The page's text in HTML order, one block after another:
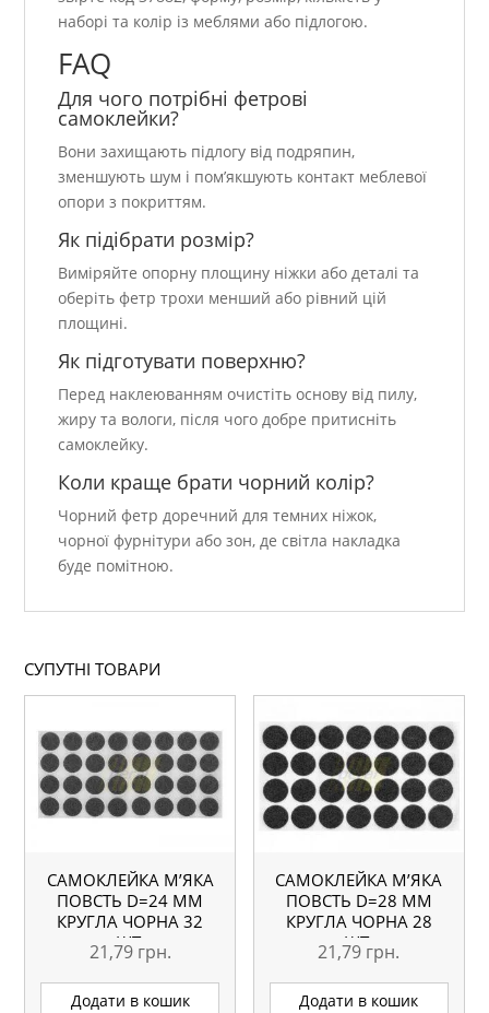
наборі та колір із меблями або підлогою.
FAQ
Для чого потрібні фетрові
самоклейки?
Вони захищають підлогу від подряпин,
зменшують шум і пом’якшують контакт меблевої
опори з покриттям.
Як підібрати розмір?
Виміряйте опорну площину ніжки або деталі та
оберіть фетр трохи менший або рівний цій
площині.
Як підготувати поверхню?
Перед наклеюванням очистіть основу від пилу,
жиру та вологи, після чого добре притисніть
самоклейку.
Коли краще брати чорний колір?
Чорний фетр доречний для темних ніжок,
чорної фурнітури або зон, де світла накладка
буде помітною.
СУПУТНІ ТОВАРИ
САМОКЛЕЙКА М’ЯКА
ПОВСТЬ D=24 ММ
КРУГЛА ЧОРНА 32
ШТ.
21,79 грн.
Додати в кошик
САМОКЛЕЙКА М’ЯКА
ПОВСТЬ D=28 ММ
КРУГЛА ЧОРНА 28
ШТ.
21,79 грн.
Додати в кошик